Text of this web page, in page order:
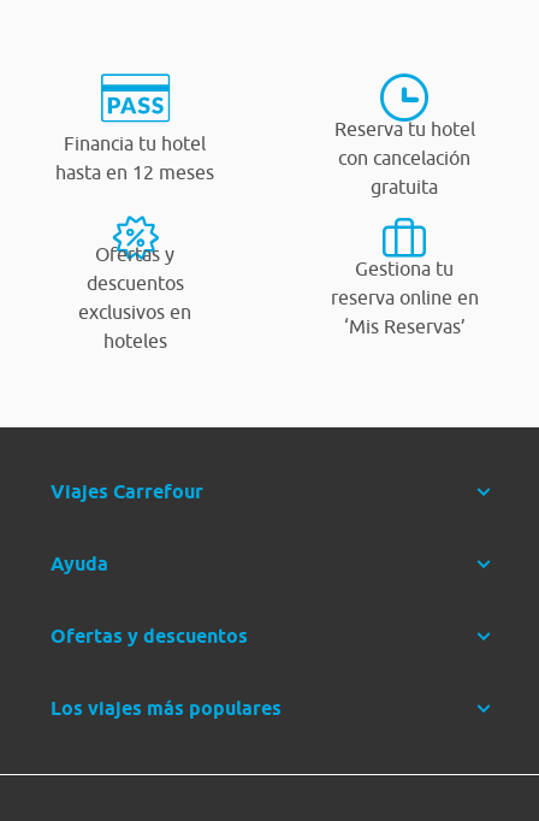
Financia tu hotel
hasta en 12 meses
Reserva tu hotel
con cancelación
gratuita
Ofertas y
descuentos
exclusivos en
hoteles
Gestiona tu
reserva online en
‘Mis Reservas’
Viajes Carrefour
Ayuda
Ofertas y descuentos
Los viajes más populares